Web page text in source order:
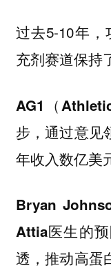
过去5-10年
充剂赛道保持
AG1（
步，通过意见
年收入数亿美
Bryan
Attia医生的
透，推动高蛋